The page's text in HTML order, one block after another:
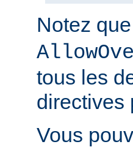
Notez que
tous les
directives
Vous